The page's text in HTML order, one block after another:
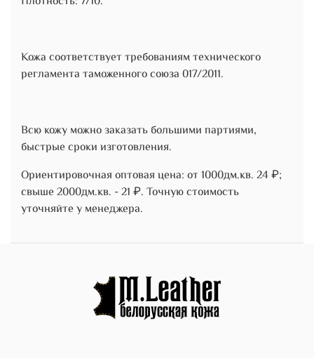
Кожа соответствует требованиям технического
регламента таможенного союза 017/2011.
Всю кожу можно заказать большими партиями,
быстрые сроки изготовления.
Ориентировочная оптовая цена: от 1000дм.кв. 24 ₽;
свыше 2000дм.кв. - 21 ₽. Точную стоимость
уточняйте у менеджера.